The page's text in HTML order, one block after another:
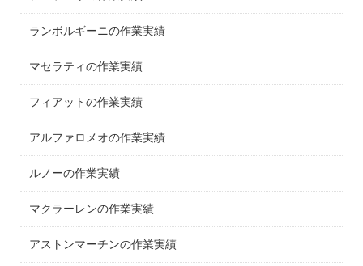
ランボルギーニの作業実績
マセラティの作業実績
フィアットの作業実績
アルファロメオの作業実績
ルノーの作業実績
マクラーレンの作業実績
アストンマーチンの作業実績